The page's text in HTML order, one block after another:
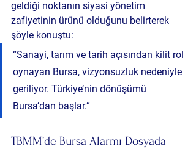
geldiği noktanın siyasi yönetim
zafiyetinin ürünü olduğunu belirterek
şöyle konuştu:
“Sanayi, tarım ve tarih açısından kilit rol
oynayan Bursa, vizyonsuzluk nedeniyle
geriliyor. Türkiye’nin dönüşümü
Bursa’dan başlar.”
TBMM’de Bursa Alarmı Dosyada